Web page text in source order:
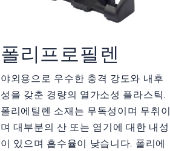
폴리프로필렌
야외용으로 우수한 충격 강도와 내후
성을 갖춘 경량의 열가소성 플라스틱.
폴리에틸렌 소재는 무독성이며 무취이
며 대부분의 산 또는 염기에 대한 내성
이 있으며 흡수율이 낮습니다. 폴리에